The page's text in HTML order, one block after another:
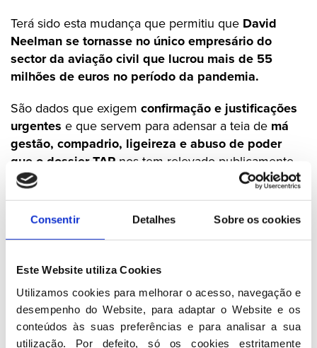
Consentir Detalhes Sobre os cookies
Este Website utiliza Cookies
Utilizamos cookies para melhorar o acesso, navegação e
desempenho do Website, para adaptar o Website e os
conteúdos às suas preferências e para analisar a sua
utilização. Por defeito, só os cookies estritamente
Terá sido esta mudança que permitiu que David
Neelman se tornasse no único empresário do
sector da aviação civil que lucrou mais de 55
milhões de euros no período da pandemia.
São dados que exigem confirmação e justificações
urgentes e que servem para adensar a teia de má
gestão, compadrio, ligeireza e abuso de poder
que o dossier TAP nos tem relevado publicamente.
A gravidade dos factos reforça as preocupações do
PSDque reitera a necessidade deouvir o Primeiro-
ministro num tema da maior importância para o
Consideramos que é o responsável máximo de tudo
O PSD pediu a audição urgente de Pedro
Marques, Lacerda Machado, Miguel Cruz e demais